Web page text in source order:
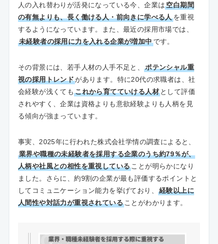
人の入れ替わりが活発になっている今、企業は空白期間
の有無よりも、長く働ける人・前向きに学べる人を重視
するようになっています。また、最近の採用市場では、
未経験者の採用に力を入れる企業が増加中です。
その背景には、若手人材の人手不足と、ポテンシャル重
視の採用トレンドがあります。特に20代の求職者は、社
会経験が浅くてもこれから育てていける人材として評価
されやすく、企業は資格よりも意欲経験よりも人柄を見
る傾向が強まっています。
事実、2025年に行われた株式会社学情の調査によると、
業界や職種の未経験者を採用する企業のうち約79％が、
人柄や社風との相性を重視している ことが明らかになり
ました。さらに、約9割の企業が最も評価するポイントと
してコミュニケーション能力を挙げており、
経験以上に
人間性や対話力が重視されていることがわかります。